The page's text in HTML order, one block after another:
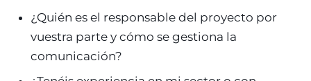
¿Quién es el responsable del proyecto por
vuestra parte y cómo se gestiona la
comunicación?